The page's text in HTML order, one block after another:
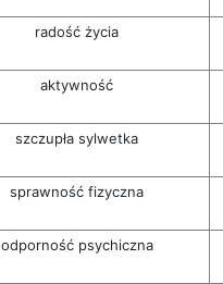
radość życia
aktywność
szczupła sylwetka
sprawność fizyczna
odporność psychiczna